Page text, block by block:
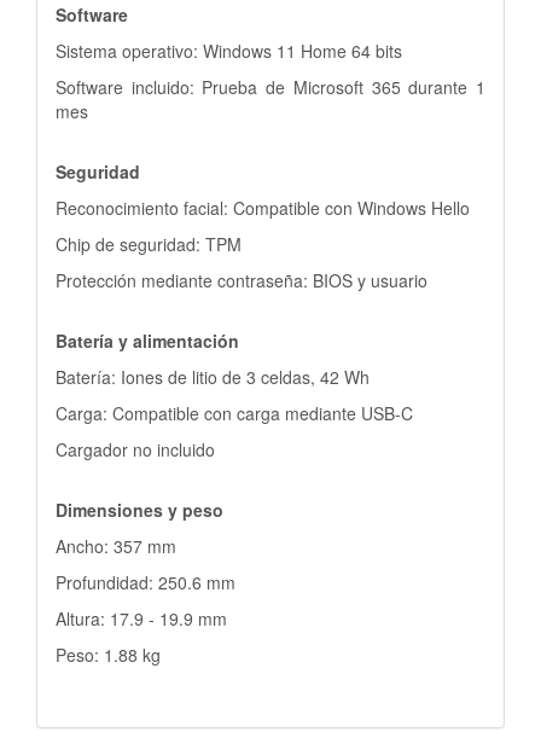
Software
Sistema operativo: Windows 11 Home 64 bits
Software incluido: Prueba de Microsoft 365 durante 1
mes
Seguridad
Reconocimiento facial: Compatible con Windows Hello
Chip de seguridad: TPM
Protección mediante contraseña: BIOS y usuario
Batería y alimentación
Batería: Iones de litio de 3 celdas, 42 Wh
Carga: Compatible con carga mediante USB-C
Cargador no incluido
Dimensiones y peso
Ancho: 357 mm
Profundidad: 250.6 mm
Altura: 17.9 - 19.9 mm
Peso: 1.88 kg